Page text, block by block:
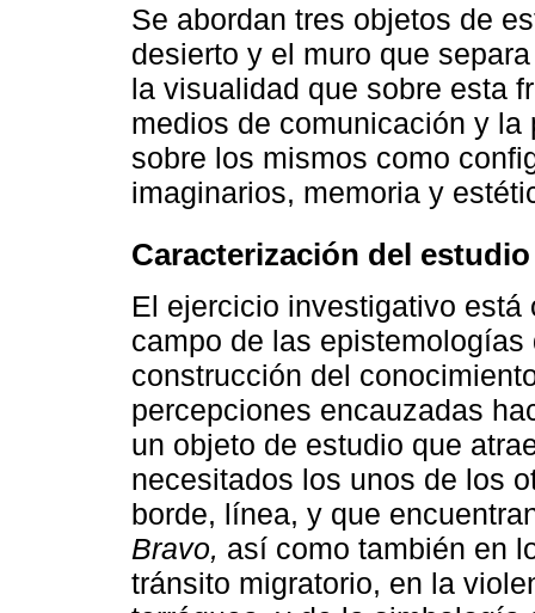
Se abordan tres objetos de
desierto y el muro que
la visualidad que sobre esta
medios de comunicación y
sobre los mismos como
imaginarios, memoria y
Caracterización del
El ejercicio investigativo
campo de las
construcción del
percepciones encauzadas
un objeto de estudio que
necesitados los unos de los
borde, línea, y que
Bravo, así como también en
tránsito migratorio, en la